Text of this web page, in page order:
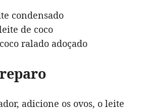
condensado
de coco
ralado adoçado
adicione os ovos, o leite